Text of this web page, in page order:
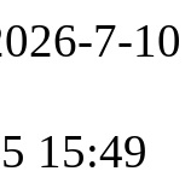
7-10
15:49